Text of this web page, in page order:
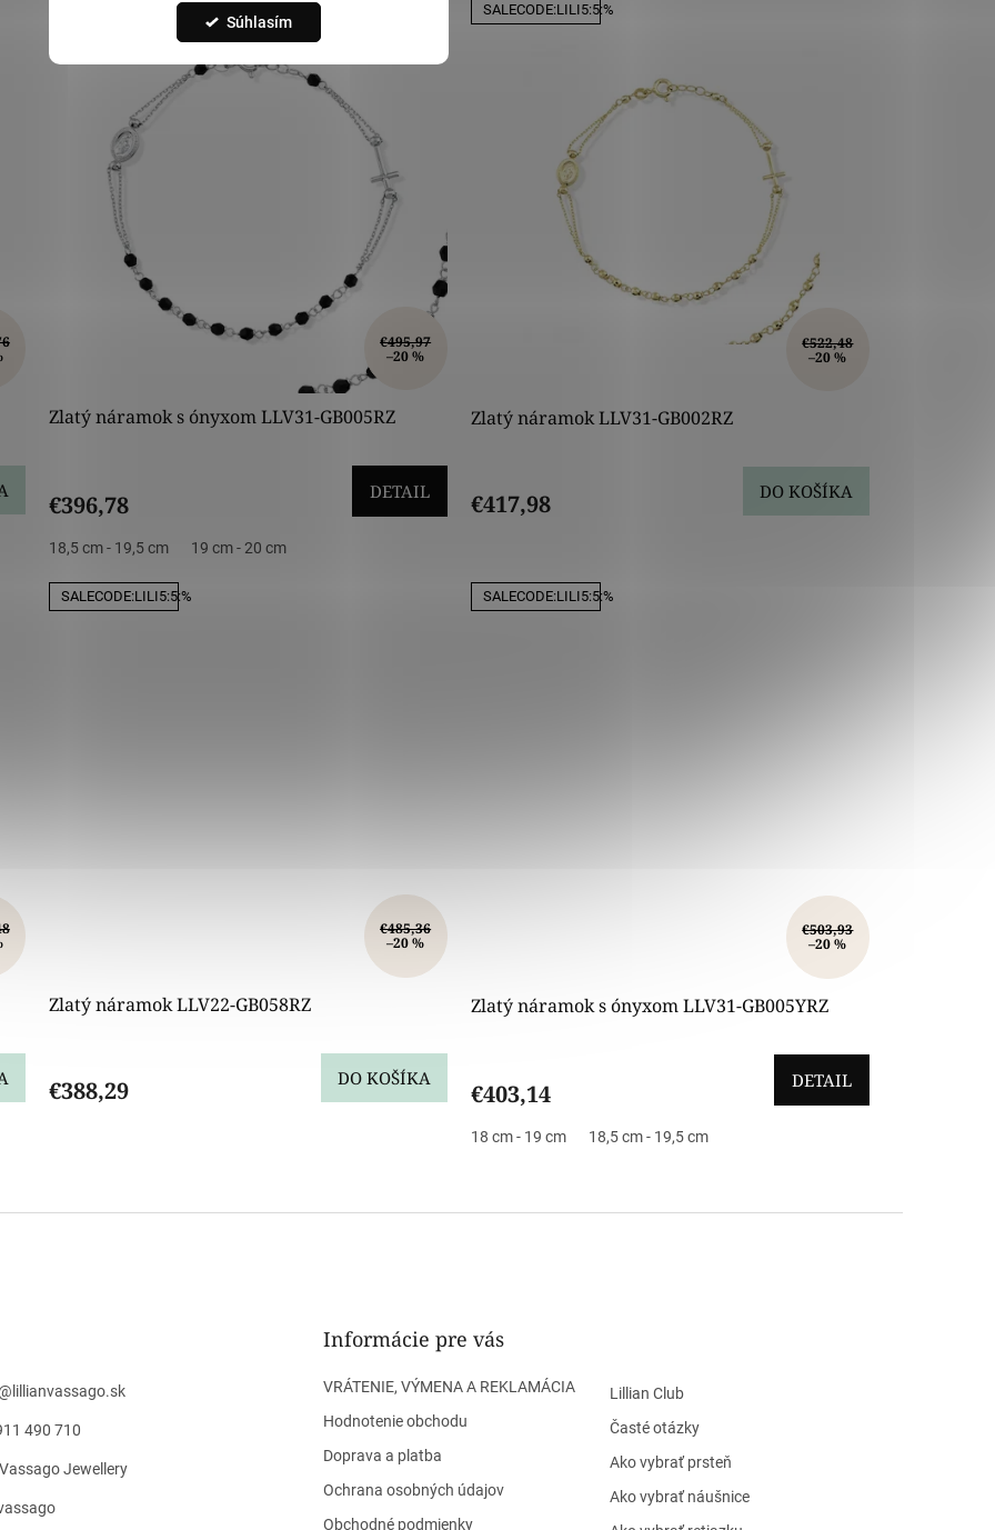
Súhlasím
SALECODE:LILI5:5:%
€495,97
–20 %
Zlatý náramok s ónyxom LLV31-GB005RZ
€396,78 DETAIL
18,5 cm - 19,5 cm 19 cm - 20 cm
SALECODE:LILI5:5:%
€522,48
–20 %
Zlatý náramok LLV31-GB002RZ
€417,98 DO KOŠÍKA
SALECODE:LILI5:5:%
€485,36
–20 %
Zlatý náramok LLV22-GB058RZ
€388,29 DO KOŠÍKA
SALECODE:LILI5:5:%
€503,93
–20 %
Zlatý náramok s ónyxom LLV31-GB005YRZ
€403,14 DETAIL
18 cm - 19 cm 18,5 cm - 19,5 cm
v
lillianvassago.sk
490 710
Jewellery
Informácie pre vás
VRÁTENIE, VÝMENA A REKLAMÁCIA
Hodnotenie obchodu
Doprava a platba
Ochrana osobných údajov
Obchodné podmienky
Lillian Club
Časté otázky
Ako vybrať prsteň
Ako vybrať náušnice